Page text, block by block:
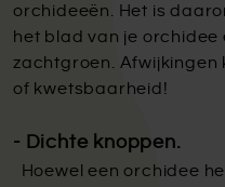
orchideeën. Het is
het blad van je orchidee
zachtgroen. Afwijkingen
of kwetsbaarheid!
- Dichte knoppen.
Hoewel een orchidee